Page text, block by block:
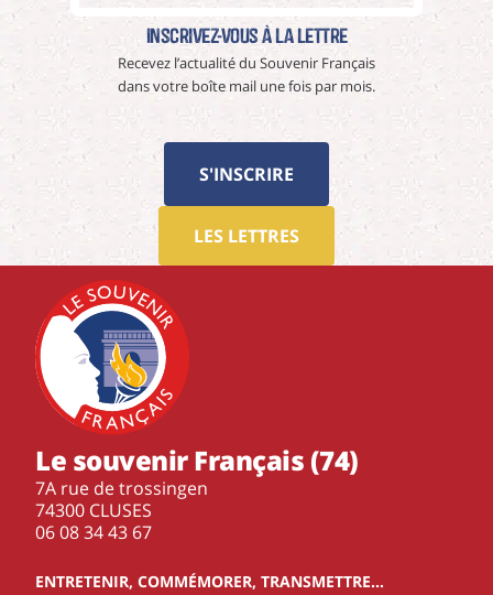
Inscrivez-vous à La Lettre
Recevez l’actualité du Souvenir Français
dans votre boîte mail une fois par mois.
S'INSCRIRE
LES LETTRES
Le souvenir Français (74)
7A rue de trossingen
74300 CLUSES
‭06 08 34 43 67‬
ENTRETENIR, COMMÉMORER, TRANSMETTRE…